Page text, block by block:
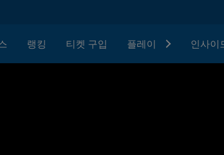
랭킹 티켓 구입 플레이 인사이